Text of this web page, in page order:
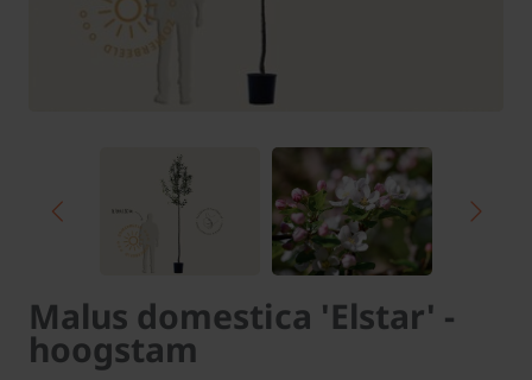
Malus domestica 'Elstar' -
hoogstam